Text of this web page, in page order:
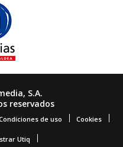
S.A.
reservados
de uso Cookies
Utiq